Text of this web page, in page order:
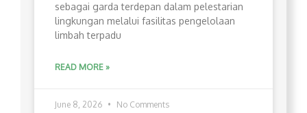
sebagai garda terdepan dalam pelestarian
lingkungan melalui fasilitas pengelolaan
limbah terpadu
READ MORE »
June 8, 2026 No Comments